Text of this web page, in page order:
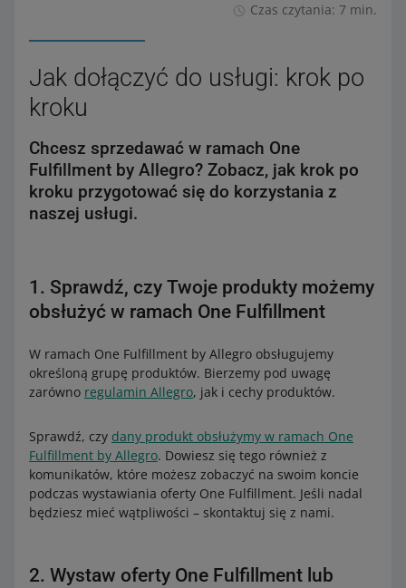
Czas czytania: 7 min.
Jak dołączyć do usługi: krok po
kroku
Chcesz sprzedawać w ramach One
Fulfillment by Allegro? Zobacz, jak krok po
kroku przygotować się do korzystania z
naszej usługi.
1. Sprawdź, czy Twoje produkty możemy
obsłużyć w ramach One Fulfillment
W ramach One Fulfillment by Allegro obsługujemy
określoną grupę produktów. Bierzemy pod uwagę
zarówno regulamin Allegro, jak i cechy produktów.
Sprawdź, czy dany produkt obsłużymy w ramach One
Fulfillment by Allegro. Dowiesz się tego również z
komunikatów, które możesz zobaczyć na swoim koncie
podczas wystawiania oferty One Fulfillment. Jeśli nadal
będziesz mieć wątpliwości – skontaktuj się z nami.
2. Wystaw oferty One Fulfillment lub